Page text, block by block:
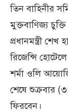
তিন বাহিনীর
মুক্তবাণিজ্য
প্রধানমন্ত্রী শেখ
রিজেন্সি
শর্মা ওলি
শেষে শুক্রবার
ফিরবেন।